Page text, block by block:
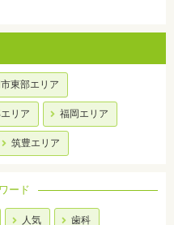
東部エリア
リア 福岡エリア
筑豊エリア
ード
人気 歯科